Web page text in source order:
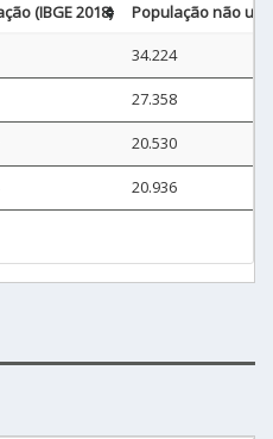
(IBGE 2018)
População não
34.224
27.358
20.530
20.936